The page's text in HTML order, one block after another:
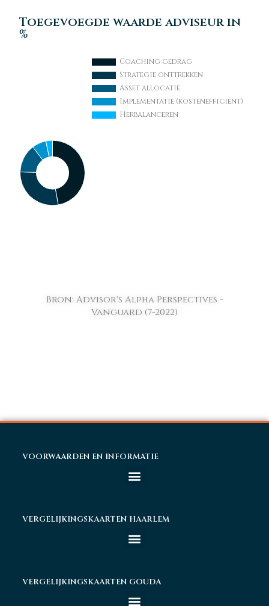
Toegevoegde waarde adviseur in
%
Bron: Advisor's Alpha Perspectives -
Vanguard (7-2022)
VOORWAARDEN EN INFORMATIE
VERGELIJKINGSKAARTEN HAARLEM
VERGELIJKINGSKAARTEN GOUDA